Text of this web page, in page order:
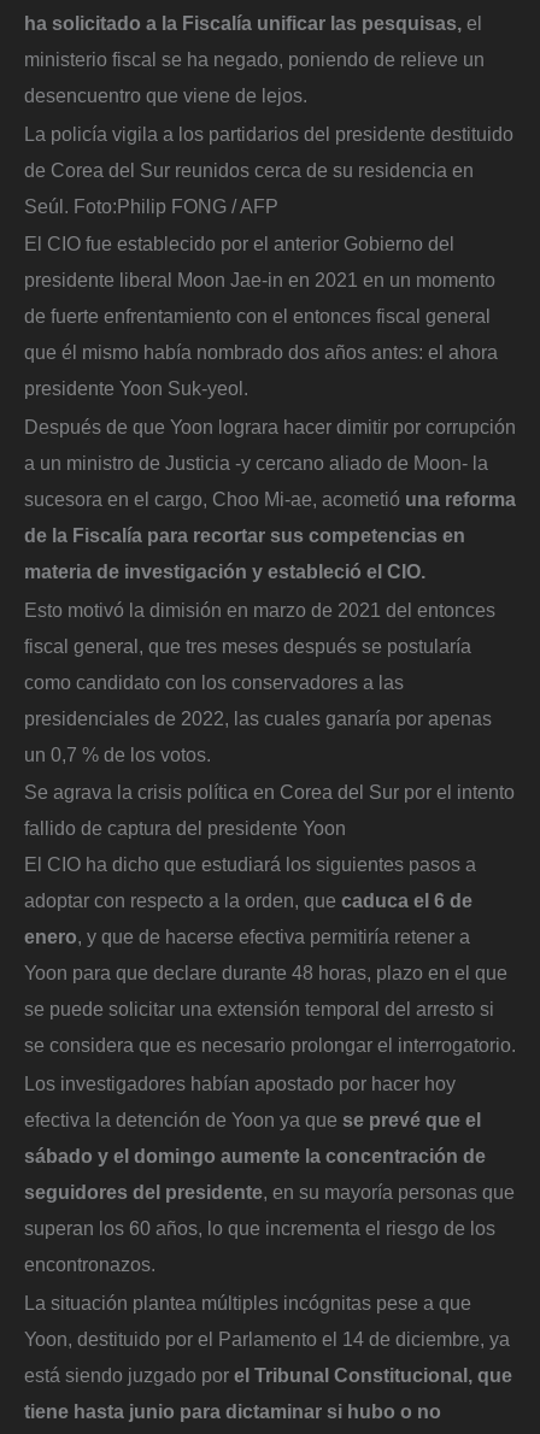
ha solicitado a la Fiscalía unificar las pesquisas, el
ministerio fiscal se ha negado, poniendo de relieve un
desencuentro que viene de lejos.
La policía vigila a los partidarios del presidente destituido
de Corea del Sur reunidos cerca de su residencia en
Seúl. Foto:Philip FONG / AFP
El CIO fue establecido por el anterior Gobierno del
presidente liberal Moon Jae-in en 2021 en un momento
de fuerte enfrentamiento con el entonces fiscal general
que él mismo había nombrado dos años antes: el ahora
presidente Yoon Suk-yeol.
Después de que Yoon lograra hacer dimitir por corrupción
a un ministro de Justicia -y cercano aliado de Moon- la
sucesora en el cargo, Choo Mi-ae, acometió una reforma
de la Fiscalía para recortar sus competencias en
materia de investigación y estableció el CIO.
Esto motivó la dimisión en marzo de 2021 del entonces
fiscal general, que tres meses después se postularía
como candidato con los conservadores a las
presidenciales de 2022, las cuales ganaría por apenas
un 0,7 % de los votos.
Se agrava la crisis política en Corea del Sur por el intento
fallido de captura del presidente Yoon
El CIO ha dicho que estudiará los siguientes pasos a
adoptar con respecto a la orden, que caduca el 6 de
enero, y que de hacerse efectiva permitiría retener a
Yoon para que declare durante 48 horas, plazo en el que
se puede solicitar una extensión temporal del arresto si
se considera que es necesario prolongar el interrogatorio.
Los investigadores habían apostado por hacer hoy
efectiva la detención de Yoon ya que se prevé que el
sábado y el domingo aumente la concentración de
seguidores del presidente, en su mayoría personas que
superan los 60 años, lo que incrementa el riesgo de los
encontronazos.
La situación plantea múltiples incógnitas pese a que
Yoon, destituido por el Parlamento el 14 de diciembre, ya
está siendo juzgado por el Tribunal Constitucional, que
tiene hasta junio para dictaminar si hubo o no